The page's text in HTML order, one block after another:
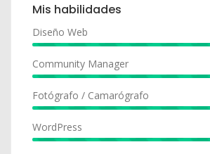
Mis habilidades
Diseño Web
Community Manager
Fotógrafo / Camarógrafo
WordPress